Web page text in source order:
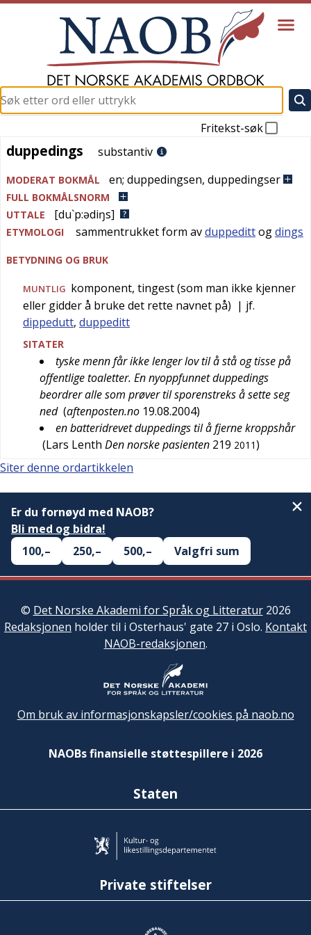
Fritekst-søk
duppedings
duppedings substantiv
MODERAT BOKMÅL en; duppedingsen, duppedingser
FULL BOKMÅLSNORM
UTTALE
[du`p:ədiŋs]
ETYMOLOGI sammentrukket form avduppedittogdings
BETYDNING OG BRUK
MUNTLIG komponent, tingest (som man ikke kjenner
eller gidder å bruke det rette navnet på) | jf.
dippedutt, duppeditt
SITATER
tyske menn får ikke lenger lov til å stå og tisse på
offentlige toaletter. En nyoppfunnet duppedings
beordrer alle som prøver til sporenstreks å sette seg
ned (aftenposten.no 19.08.2004)
en batteridrevet duppedings til å fjerne kroppshår
(Lars Lenth Den norske pasienten 219 2011)
Siter denne ordartikkelen
Er du fornøyd med NAOB?
Bli med og bidra!
100,–
250,– 500,– Valgfri sum
© Det Norske Akademi for Språk og Litteratur2026
Redaksjonen holder til i Osterhaus' gate 27 i Oslo. Kontakt
NAOB-redaksjonen.
Om bruk av informasjonskapsler/cookies på naob.no
NAOBs finansielle støttespillere i 2026
Staten
Private stiftelser